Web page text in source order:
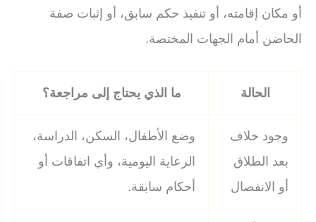
أو مكان إقامته، أو تنفيذ حكم سابق، أو إثبات صفة
الحاضن أمام الجهات المختصة.
الحالة ما الذي يحتاج إلى مراجعة؟
وجود خلاف
بعد الطلاق
أو الانفصال
وضع الأطفال، السكن، الدراسة،
الرعاية اليومية، وأي اتفاقات أو
أحكام سابقة.